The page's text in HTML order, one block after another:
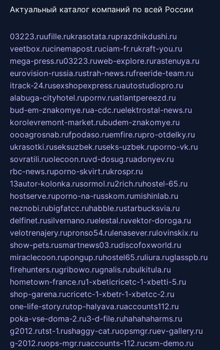
Актуальный каталог компаний по всей России
03223.ruufille.rukrasotata.ruprazdnikdushi.ru
veetbox.rucinemapost.ruciam-fr.rukraft-you.ru
mega-press.ru03223.ruweb-explore.rurastenuya.ru
eurovision-russia.rustrah-news.rufreeride-team.ru
itrack-24.rusexshopexpress.ruautostudiopro.ru
alabuga-cityhotel.rupornv.ruatlantpereezd.ru
bud-em-znakomye.rua-cdc.ruelektrostal-news.ru
korolevremont-market.rubudem-znakomye.ru
oooagrosnab.rufpodaso.ruemfire.rupro-otdelky.ru
ukrasotki.ruseksuzbek.ruseks-uzbek.ruporno-vk.ru
sovratili.ruolecoon.ruvd-dosug.ruadonyev.ru
rbc-news.ruporno-skvirt.rukrospr.ru
13autor-kolonka.rusormol.ru2rich.ruhostel-65.ru
hostserve.ruporno-na-russkom.rumishinlab.ru
neznobi.rubigfatcc.ruhabble.rustarbucksvia.ru
delfinet.rusilvernano.ruelestal.ruvektor-doroga.ru
velotrenajery.rupronso54.rulenasever.rulovinskix.ru
show-pets.rusmartnews03.rudiscofoxworld.ru
miraclecoon.rupongup.ruhostel65.ruliura.ruglasspb.ru
firehunters.rugribowo.rugnalis.rubulkitula.ru
hometown-france.ru1-xbeticricetc-1-xbetti-5.ru
shop-garena.rucricetc-1-xbetr-1-xbetcc-2.ru
one-life-story.rutop-halyava.ruaccounts112.ru
poka-vse-doma-2.ru3-d-file.ruhahahaharms.ru
g2012.rutst-1.rushaggy-cat.ruopsmgr.ruev-gallery.ru
g-2012.ruops-mgr.ruaccounts-112.rucsm-demo.ru